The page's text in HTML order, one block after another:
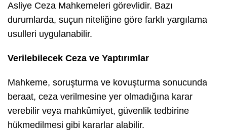
Asliye Ceza Mahkemeleri görevlidir. Bazı
durumlarda, suçun niteliğine göre farklı yargılama
usulleri uygulanabilir.
Verilebilecek Ceza ve Yaptırımlar
Mahkeme, soruşturma ve kovuşturma sonucunda
beraat, ceza verilmesine yer olmadığına karar
verebilir veya mahkûmiyet, güvenlik tedbirine
hükmedilmesi gibi kararlar alabilir.